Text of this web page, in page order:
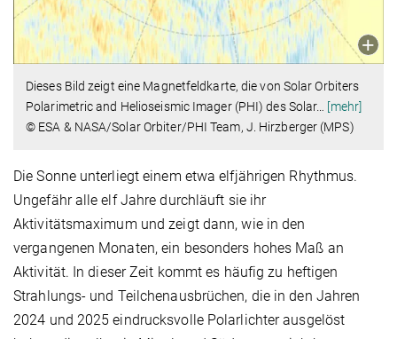
Dieses Bild zeigt eine Magnetfeldkarte, die von Solar Orbiters
Polarimetric and Helioseismic Imager (PHI) des Solar… [mehr]
© ESA & NASA/Solar Orbiter/PHI Team, J. Hirzberger (MPS)
Die Sonne unterliegt einem etwa elfjährigen Rhythmus.
Ungefähr alle elf Jahre durchläuft sie ihr
Aktivitätsmaximum und zeigt dann, wie in den
vergangenen Monaten, ein besonders hohes Maß an
Aktivität. In dieser Zeit kommt es häufig zu heftigen
Strahlungs- und Teilchenausbrüchen, die in den Jahren
2024 und 2025 eindrucksvolle Polarlichter ausgelöst